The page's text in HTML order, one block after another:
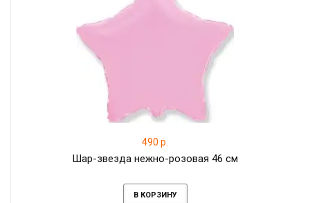
490 р.
Шар-звезда нежно-розовая 46 см
В КОРЗИНУ